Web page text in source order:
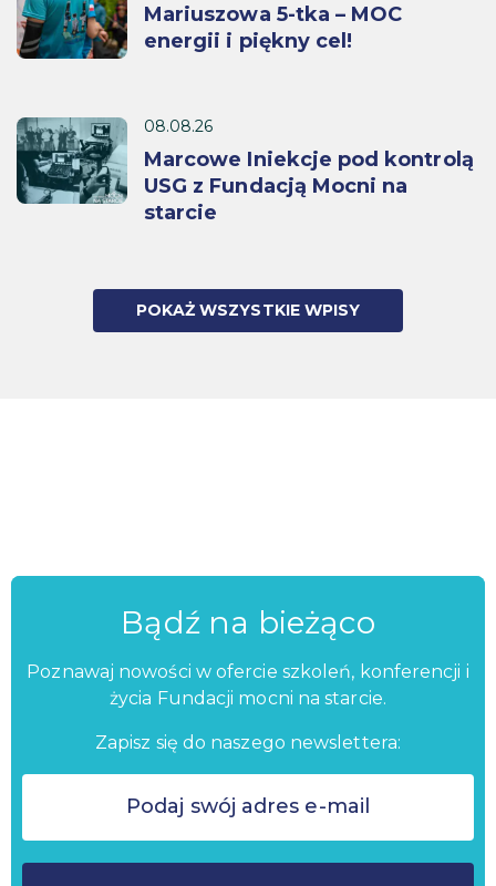
Mariuszowa 5-tka – MOC
energii i piękny cel!
08.08.26
Marcowe Iniekcje pod kontrolą
USG z Fundacją Mocni na
starcie
POKAŻ WSZYSTKIE WPISY
Bądź na bieżąco
Poznawaj nowości w ofercie szkoleń, konferencji i
życia Fundacji mocni na starcie.
Zapisz się do naszego newslettera: